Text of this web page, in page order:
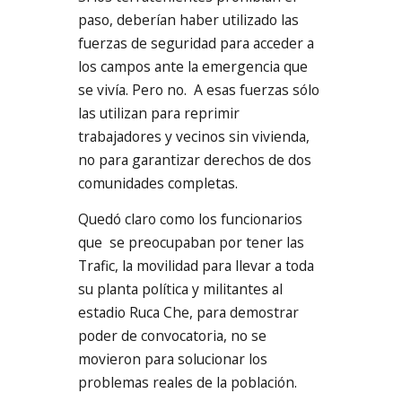
paso, deberían haber utilizado las
fuerzas de seguridad para acceder a
los campos ante la emergencia que
se vivía. Pero no. A esas fuerzas sólo
las utilizan para reprimir
trabajadores y vecinos sin vivienda,
no para garantizar derechos de dos
comunidades completas.
Quedó claro como los funcionarios
que se preocupaban por tener las
Trafic, la movilidad para llevar a toda
su planta política y militantes al
estadio Ruca Che, para demostrar
poder de convocatoria, no se
movieron para solucionar los
problemas reales de la población.